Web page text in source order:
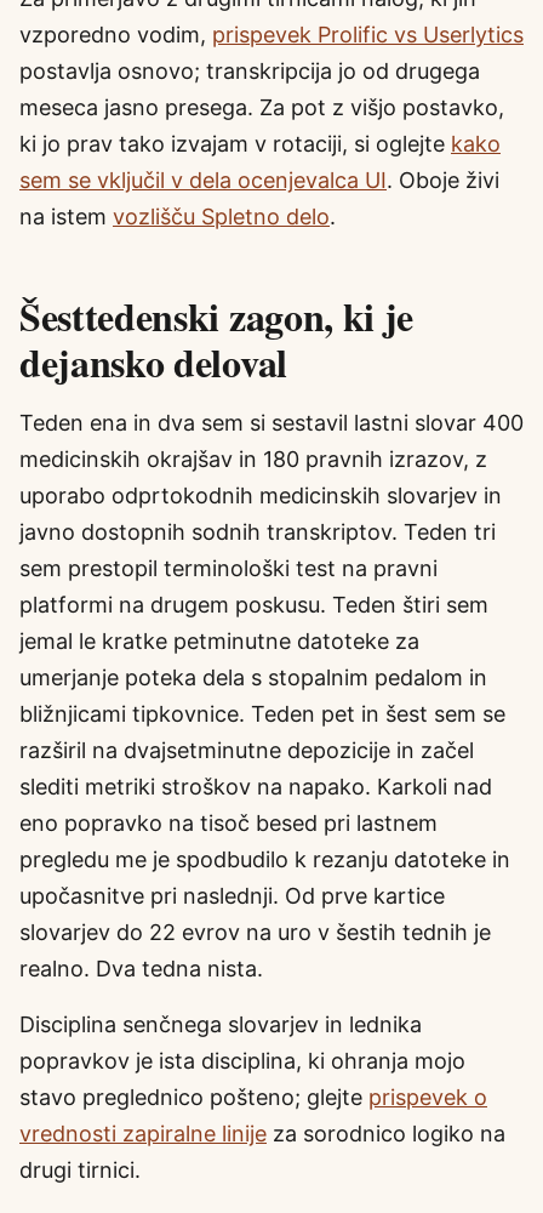
vzporedno vodim, prispevek Prolific vs Userlytics
postavlja osnovo; transkripcija jo od drugega
meseca jasno presega. Za pot z višjo postavko,
ki jo prav tako izvajam v rotaciji, si oglejte kako
sem se vključil v dela ocenjevalca UI. Oboje živi
na istem vozlišču Spletno delo.
Šesttedenski zagon, ki je
dejansko deloval
Teden ena in dva sem si sestavil lastni slovar 400
medicinskih okrajšav in 180 pravnih izrazov, z
uporabo odprtokodnih medicinskih slovarjev in
javno dostopnih sodnih transkriptov. Teden tri
sem prestopil terminološki test na pravni
platformi na drugem poskusu. Teden štiri sem
jemal le kratke petminutne datoteke za
umerjanje poteka dela s stopalnim pedalom in
bližnjicami tipkovnice. Teden pet in šest sem se
razširil na dvajsetminutne depozicije in začel
slediti metriki stroškov na napako. Karkoli nad
eno popravko na tisoč besed pri lastnem
pregledu me je spodbudilo k rezanju datoteke in
upočasnitve pri naslednji. Od prve kartice
slovarjev do 22 evrov na uro v šestih tednih je
realno. Dva tedna nista.
Disciplina senčnega slovarjev in lednika
popravkov je ista disciplina, ki ohranja mojo
stavo preglednico pošteno; glejte prispevek o
vrednosti zapiralne linije za sorodnico logiko na
drugi tirnici.